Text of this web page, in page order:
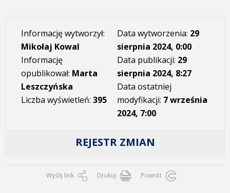
Informację wytworzył:
Mikołaj Kowal
Informację
opublikował: Marta
Leszczyńska
Liczba wyświetleń: 395
Data wytworzenia: 29
sierpnia 2024, 0:00
Data publikacji: 29
sierpnia 2024, 8:27
Data ostatniej
modyfikacji: 7 września
2024, 7:00
REJESTR ZMIAN
Wyślij link Drukuj Powrót